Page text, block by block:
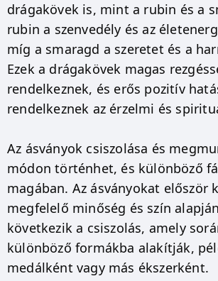
drágakövek is, mint a rubin és a
rubin a szenvedély és az
míg a smaragd a szeretet és a
Ezek a drágakövek magas
rendelkeznek, és erős pozitív
rendelkeznek az érzelmi és
Az ásványok csiszolása és
módon történhet, és különböző
magában. Az ásványokat először
megfelelő minőség és szín
következik a csiszolás, amely
különböző formákba alakítják,
medálként vagy más ékszerként.